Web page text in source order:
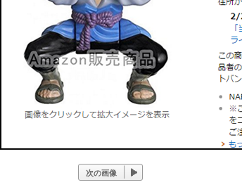
次の画像